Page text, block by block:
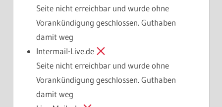
Seite nicht erreichbar und wurde ohne
Vorankündigung geschlossen. Guthaben
damit weg
Intermail-Live.de
Seite nicht erreichbar und wurde ohne
Vorankündigung geschlossen. Guthaben
damit weg